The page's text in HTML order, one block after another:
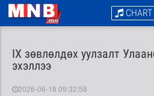
CHART
IX зөвлөлдөх уулзалт
эхэллээ
2026-06-18 09:32:58